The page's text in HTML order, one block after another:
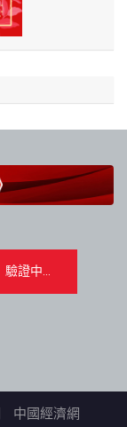
中國經濟網